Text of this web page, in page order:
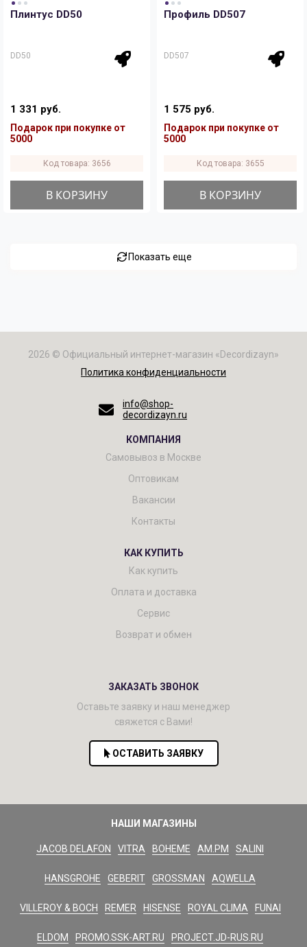
Плинтус DD50
DD50
1 331 руб.
Подарок при покупке от
5000
Код товара: 3656
В КОРЗИНУ
Профиль DD507
DD507
1 575 руб.
Подарок при покупке от
5000
Код товара: 3655
В КОРЗИНУ
Показать еще
2026 © Официальный интернет-магазин «Decordizayn»
Политика конфиденциальности
info@shop-
decordizayn.ru
КОМПАНИЯ
Самовывоз в Москве
Оптовикам
Вакансии
Контакты
КАК КУПИТЬ
Как купить
Оплата и доставка
Сервис
Возврат и обмен
ЗАКАЗАТЬ ЗВОНОК
Оставьте заявку и наш менеджер
свяжется с Вами!
ОСТАВИТЬ ЗАЯВКУ
НАШИ МАГАЗИНЫ
JACOB DELAFON VITRA BOHEME AM.PM SALINI
HANSGROHE GEBERIT GROSSMAN AQWELLA
VILLEROY & BOCH REMER HISENSE ROYAL CLIMA FUNAI
ELDOM PROMO.SSK-ART.RU PROJECT.JD-RUS.RU